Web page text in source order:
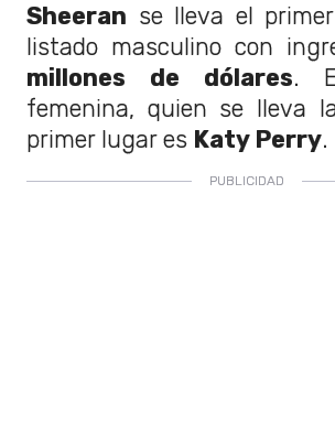
Sheeran se lleva el
listado masculino con
millones de dólares.
femenina, quien se lleva
primer lugar es Katy Perry.